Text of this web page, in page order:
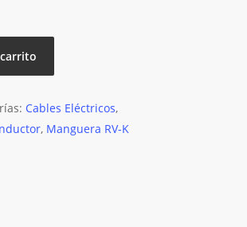
Cables Eléctricos,
, Manguera RV-K